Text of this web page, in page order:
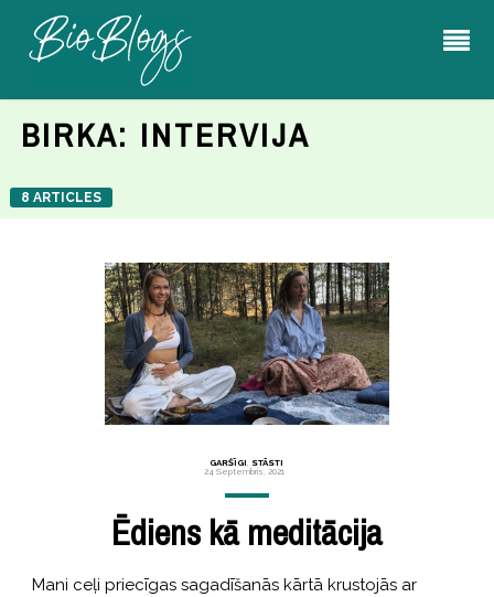
BIRKA: INTERVIJA
8 ARTICLES
GARŠĪGI, STĀSTI
24 Septembris, 2021
Ēdiens kā meditācija
Mani ceļi priecīgas sagadīšanās kārtā krustojās ar